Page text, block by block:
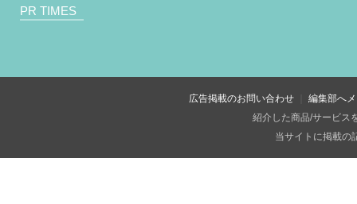
PR TIMES
広告掲載のお問い合わせ
編集部へ
紹介した商品/サービス
当サイトに掲載の